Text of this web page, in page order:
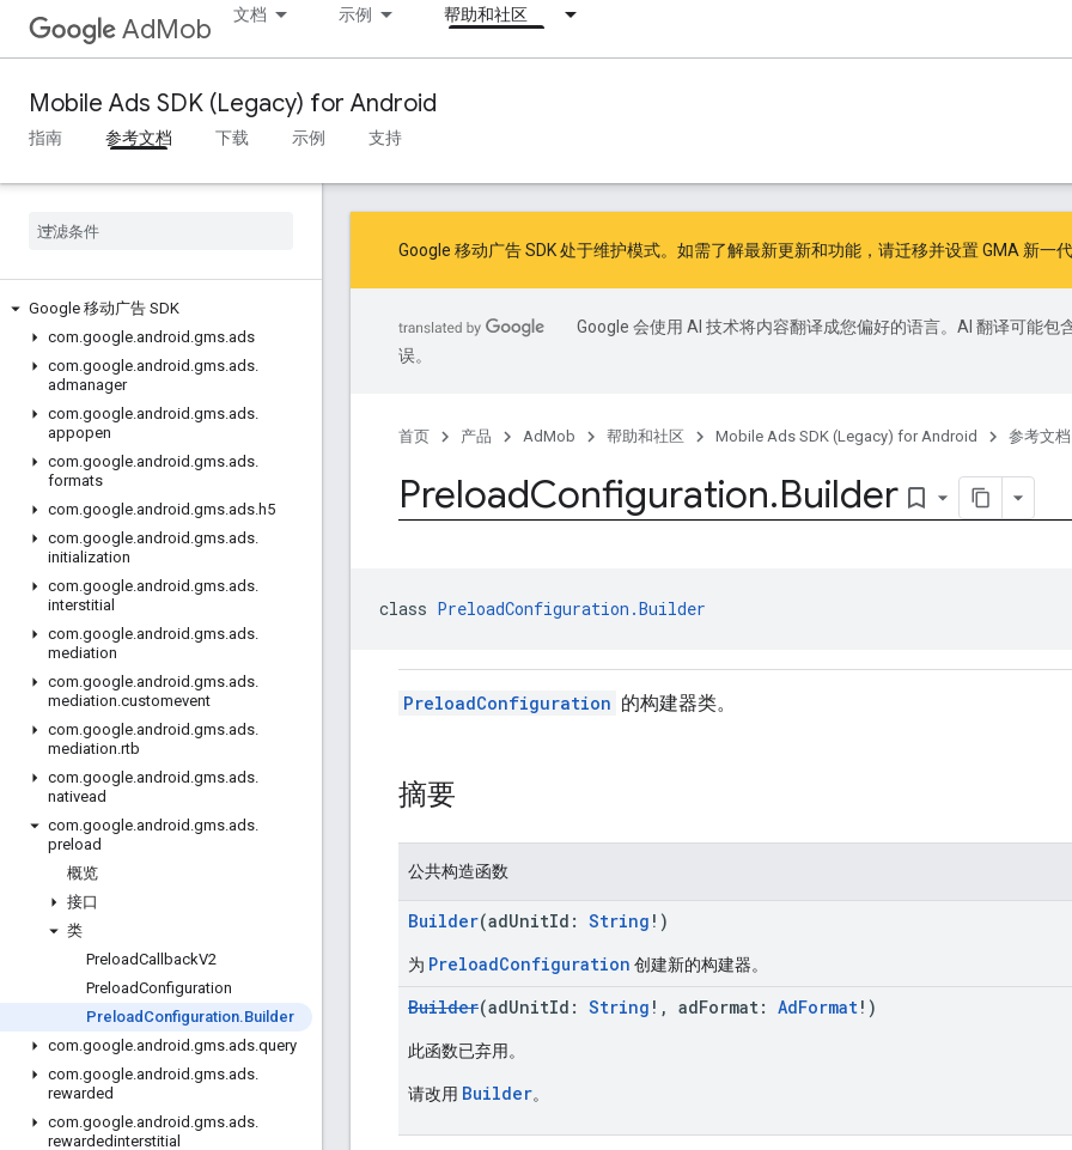
AdMob 文档 示例 帮助和社区
Mobile Ads SDK (Legacy) for Android
指南 参考文档 下载 示例 支持
Google 移动广告 SDK
com.google.android .gms.ads
com.google.android .gms.ads.
admanager
com.google.android .gms.ads.
appopen
com.google.android .gms.ads.
formats
com.google.android .gms.ads.h5
com.google.android .gms.ads.
initialization
com.google.android .gms.ads.
interstitial
com.google.android .gms.ads.
mediation
com.google.android .gms.ads.
mediation.customevent
com.google.android .gms.ads.
mediation.rtb
com.google.android .gms.ads.
nativead
com.google.android .gms.ads.
preload
概览
接口
类
PreloadCallbackV2
PreloadConfiguration
Preload Configuration.Builder
com.google.android .gms.ads.query
com.google.android .gms.ads.
rewarded
com.google.android .gms.ads.
rewardedinterstitial
Google 移动广告 SDK 处于维护模式。如需了解最新更新和功能，请迁移并设置 GMA 新一
Google 会使用 AI 技术将内容翻译成您偏好的语言。AI 翻译可能包
误。
首页 产品 AdMob 帮助和社区 Mobile Ads SDK (Legacy) for Android 参考文档
PreloadConfiguration.Builder bookmark_border
class PreloadConfiguration.Builder
PreloadConfiguration 的构建器类。
摘要
公共构造函数
Builder(adUnitId: String !)
为 PreloadConfiguration 创建新的构建器。
Builder(adUnitId: String !, adFormat: AdFormat!)
此函数已弃用。
请改用 Builder。